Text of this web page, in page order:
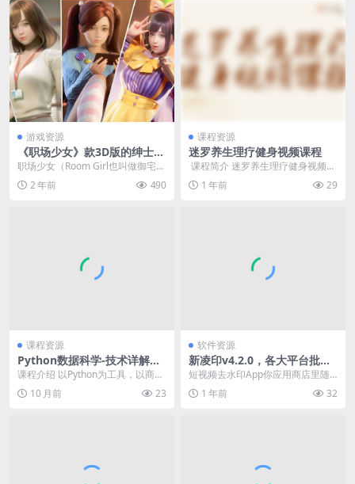
游戏资源
《职场少女》款3D版的绅士游
戏，真正实现了模拟人生！
职场少女（Room Girl也叫做御宅少
女) 这是大名鼎鼎的I社在2022年发
布...2 年前 490
课程资源
迷罗养生理疗健身视频课程
​ 课程简介 迷罗养生理疗健身视频课
程是一门全面的健康课程，其中包
含了锻炼身体、...
1 年前 29
课程资源
Python数据科学-技术详解与
商业实践（八大案例，配套书
籍） – 带源码课件
课程介绍 以Python为工具，以商业
实战为导向的数据科学家养成手册
《Pytho...
10 月前 23
软件资源
新凌印v4.2.0，各大平台批量
图集+视频去水印工具
短视频去水印App你应用商店里随
便下载一个，不是收费就是得看广
告，用着很烦人，但...
1 年前 32